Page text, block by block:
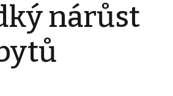
nárůst